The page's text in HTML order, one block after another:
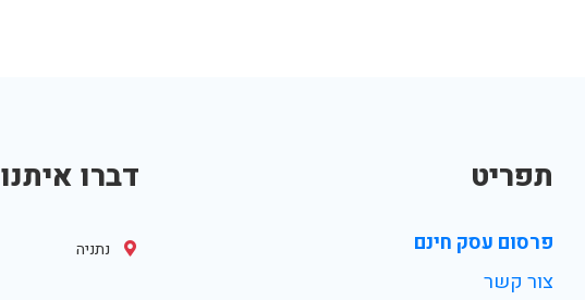
תפריט
פרסום עסק חינם
צור קשר
דברו איתנו
נתניה